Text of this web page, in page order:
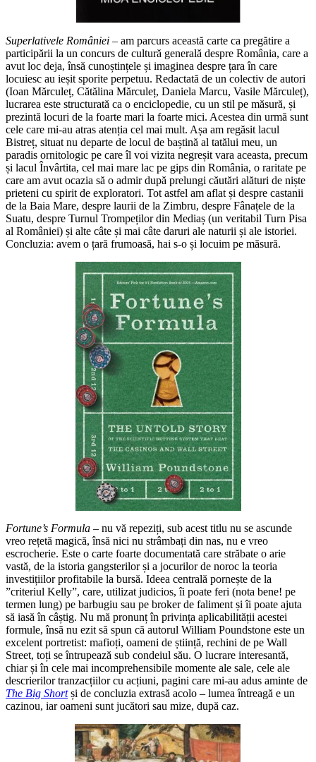
Superlativele României – am parcurs această carte ca pregătire a
participării la un concurs de cultură generală despre România, care a
avut loc deja, însă cunoștințele și imaginea despre țara în care
locuiesc au ieșit sporite perpetuu. Redactată de un colectiv de autori
(Ioan Mărculeț, Cătălina Mărculeț, Daniela Marcu, Vasile Mărculeț),
lucrarea este structurată ca o enciclopedie, cu un stil pe măsură, și
prezintă locuri de la foarte mari la foarte mici. Acestea din urmă sunt
cele care mi-au atras atenția cel mai mult. Așa am regăsit lacul
Bistreț, situat nu departe de locul de baștină al tatălui meu, un
paradis ornitologic pe care îl voi vizita negreșit vara aceasta, precum
și lacul Învârtita, cel mai mare lac pe gips din România, o raritate pe
care am avut ocazia să o admir după prelungi căutări alături de niște
prieteni cu spirit de exploratori. Tot astfel am aflat și despre castanii
de la Baia Mare, despre laurii de la Zimbru, despre Fânațele de la
Suatu, despre Turnul Trompeților din Mediaș (un veritabil Turn Pisa
al României) și alte câte și mai câte daruri ale naturii și ale istoriei.
Concluzia: avem o țară frumoasă, hai s-o și locuim pe măsură.
Fortune’s Formula – nu vă repeziți, sub acest titlu nu se ascunde
vreo rețetă magică, însă nici nu strâmbați din nas, nu e vreo
escrocherie. Este o carte foarte documentată care străbate o arie
vastă, de la istoria gangsterilor și a jocurilor de noroc la teoria
investițiilor profitabile la bursă. Ideea centrală pornește de la
”criteriul Kelly”, care, utilizat judicios, îi poate feri (nota bene! pe
termen lung) pe barbugiu sau pe broker de faliment și îi poate ajuta
să iasă în câștig. Nu mă pronunț în privința aplicabilității acestei
formule, însă nu ezit să spun că autorul William Poundstone este un
excelent portretist: mafioți, oameni de știință, rechini de pe Wall
Street, toți se întrupează sub condeiul său. O lucrare interesantă,
chiar și în cele mai incomprehensibile momente ale sale, cele ale
descrierilor tranzacțiilor cu acțiuni, pagini care mi-au adus aminte de
The Big Shortși de concluzia extrasă acolo – lumea întreagă e un
cazinou, iar oameni sunt jucători sau mize, după caz.